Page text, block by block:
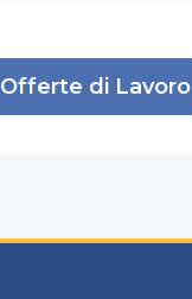
Offerte di Lavoro